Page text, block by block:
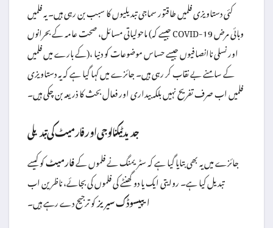
کئی دستاویزی فلمیں طاقتور سماجی تبدیلیوں کا سبب بن رہی ہیں۔ یہ فلمیں
ماحولیاتی مسائل، صحت عامہ کے بحرانوں (جیسے کہ COVID-19 وبائی مرض
کے بارے میں فلمیں)، اور نسلی ناانصافیوں جیسے حساس موضوعات کو دنیا
کے سامنے بے نقاب کر رہی ہیں۔ جائزے میں کہا گیا ہے کہ یہ دستاویزی
فلمیں اب صرف تفریح نہیں بلکہ بیداری اور فعال بحث کا ذریعہ بن چکی ہیں۔
جدید ٹیکنالوجی اور فارمیٹ کی تبدیلی
جائزے میں یہ بھی بتایا گیا ہے کہ سٹریمنگ نے فلموں کےفارمیٹکو کیسے
تبدیل کیا ہے۔ روایتی ایک یا دو گھنٹے کی فلموں کی بجائے، ناظرین اب
ایپیسوڈک سیریزکو ترجیح دے رہے ہیں۔